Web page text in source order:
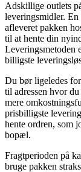
Adskillige outlets
leveringsmidler. En
afleveret pakken
til at hente din
Leveringsmetoden
billigste
Du bør ligeledes
til adressen hvor
mere
prisbilligste
hente ordren, som
bopæl.
Fragtperioden på
bruge pakken